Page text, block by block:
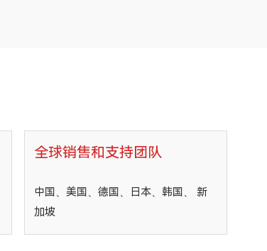
全球销售和支持团队
中国、美国、德国、日本、韩国、 新
加坡